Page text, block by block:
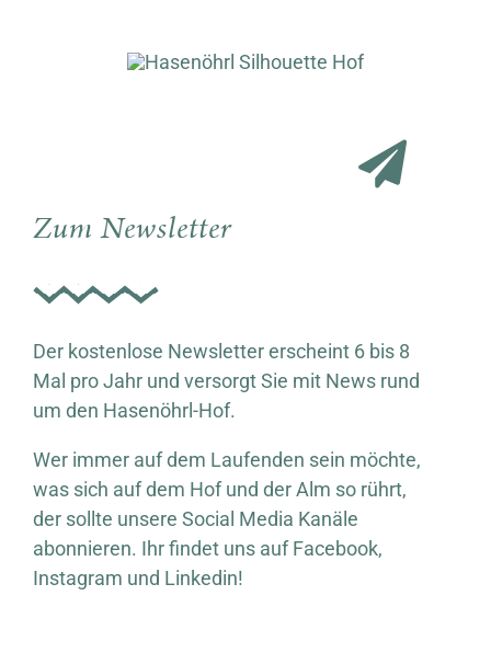
Zum Newsletter
Der kostenlose Newsletter erscheint 6 bis 8
Mal pro Jahr und versorgt Sie mit News rund
um den Hasenöhrl-Hof.
Wer immer auf dem Laufenden sein möchte,
was sich auf dem Hof und der Alm so rührt,
der sollte unsere Social Media Kanäle
abonnieren. Ihr findet uns auf Facebook,
Instagram und Linkedin!